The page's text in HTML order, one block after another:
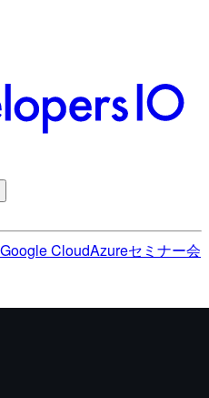
Google CloudAzureセミナー会